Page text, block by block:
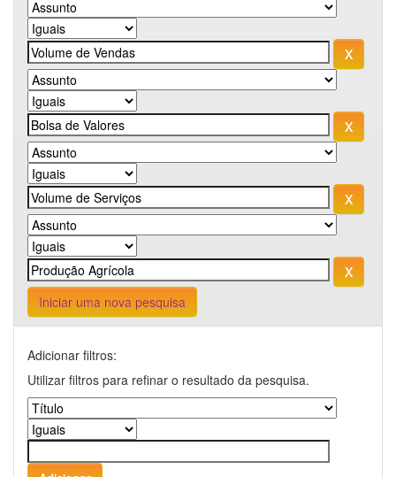
Iniciar uma nova pesquisa
Adicionar filtros:
Utilizar filtros para refinar o resultado da pesquisa.